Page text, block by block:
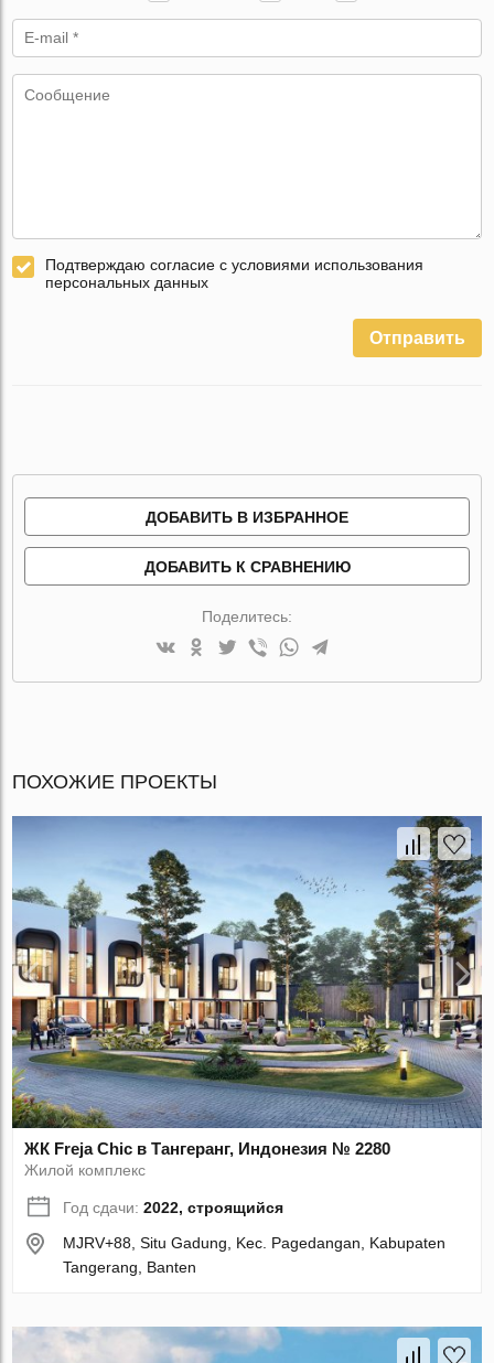
Подтверждаю согласие с условиями использования
персональных данных
Отправить
ДОБАВИТЬ В ИЗБРАННОЕ
ДОБАВИТЬ К СРАВНЕНИЮ
Поделитесь:
ПОХОЖИЕ ПРОЕКТЫ
ЖК Freja Chic в Тангеранг, Индонезия № 2280
Жилой комплекс
Год сдачи:2022, строящийся
MJRV+88, Situ Gadung, Kec. Pagedangan, Kabupaten
Tangerang, Banten